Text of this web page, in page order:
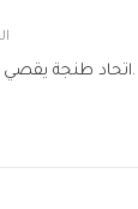
طنجة يقصي